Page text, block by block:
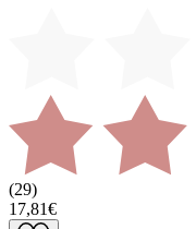
(29)
17,81€